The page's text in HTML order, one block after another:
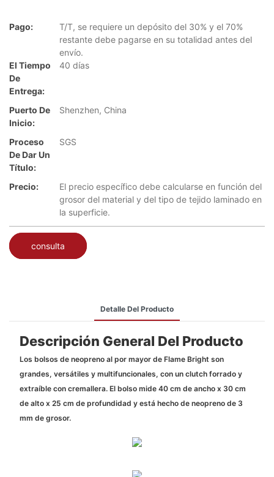
Pago:
T/T, se requiere un depósito del 30% y el 70%
restante debe pagarse en su totalidad antes del
envío.
El Tiempo
De
Entrega:
40 días
Puerto De
Inicio:
Shenzhen, China
Proceso
De Dar Un
Título:
SGS
Precio:
El precio específico debe calcularse en función del
grosor del material y del tipo de tejido laminado en
la superficie.
consulta
Detalle Del Producto
Descripción General Del Producto
Los bolsos de neopreno al por mayor de Flame Bright son
grandes, versátiles y multifuncionales, con un clutch forrado y
extraíble con cremallera. El bolso mide 40 cm de ancho x 30 cm
de alto x 25 cm de profundidad y está hecho de neopreno de 3
mm de grosor.